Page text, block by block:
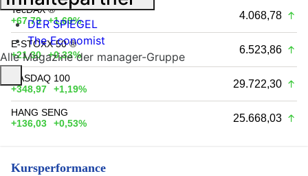
TecDAX ®
+67,79
+1,69% 4.068,78
E-STOXX 50 ®
+21,30
+0,33% 6.523,86
NASDAQ 100
+348,97
+1,19% 29.722,30
HANG SENG
+136,03
+0,53% 25.668,03
Kursperformance
DER SPIEGEL
The Economist
Alle Magazine der manager-Gruppe